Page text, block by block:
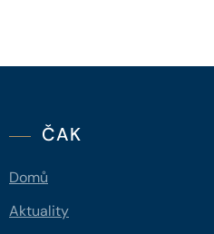
ČAK
Domů
Aktuality